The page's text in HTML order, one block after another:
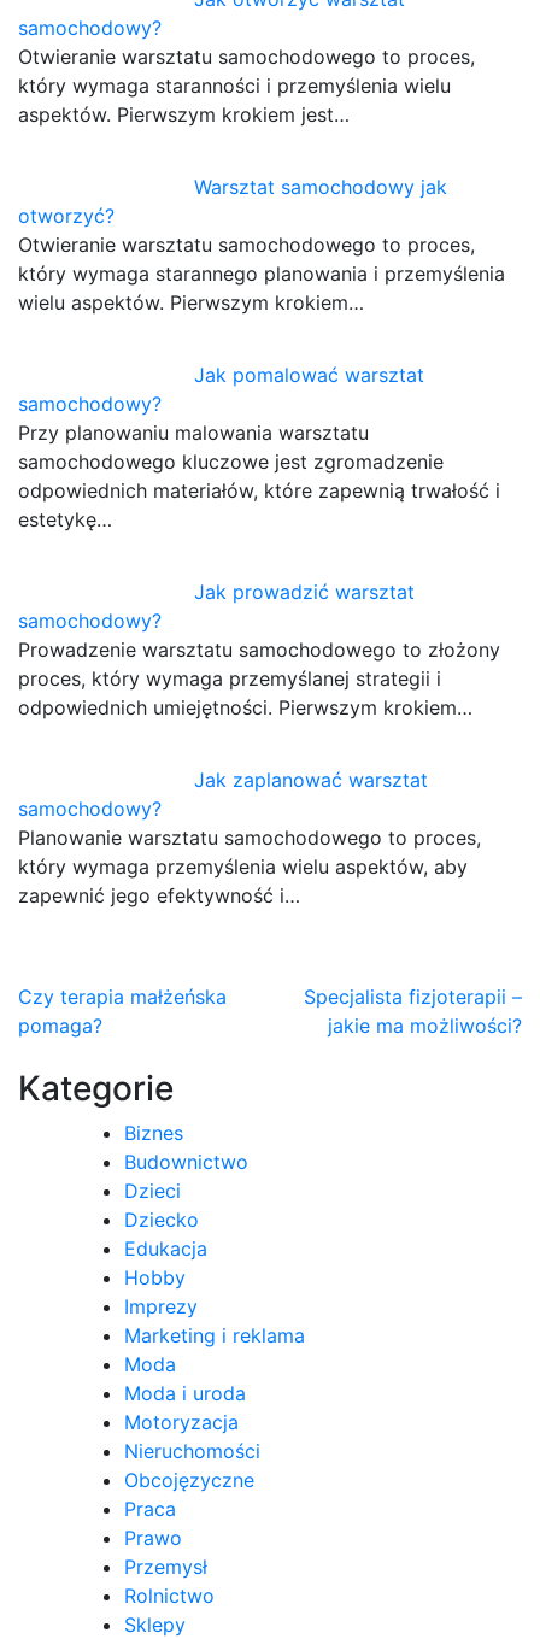
samochodowy?
Otwieranie warsztatu samochodowego to proces,
który wymaga staranności i przemyślenia wielu
aspektów. Pierwszym krokiem jest…
Warsztat samochodowy jak
otworzyć?
Otwieranie warsztatu samochodowego to proces,
który wymaga starannego planowania i przemyślenia
wielu aspektów. Pierwszym krokiem…
Jak pomalować warsztat
samochodowy?
Przy planowaniu malowania warsztatu
samochodowego kluczowe jest zgromadzenie
odpowiednich materiałów, które zapewnią trwałość i
estetykę…
Jak prowadzić warsztat
samochodowy?
Prowadzenie warsztatu samochodowego to złożony
proces, który wymaga przemyślanej strategii i
odpowiednich umiejętności. Pierwszym krokiem…
Jak zaplanować warsztat
samochodowy?
Planowanie warsztatu samochodowego to proces,
który wymaga przemyślenia wielu aspektów, aby
zapewnić jego efektywność i…
Nawigacja
wpisu
Czy terapia małżeńska
pomaga?
Specjalista fizjoterapii –
jakie ma możliwości?
Kategorie
Biznes
Budownictwo
Dzieci
Dziecko
Edukacja
Hobby
Imprezy
Marketing i reklama
Moda
Moda i uroda
Motoryzacja
Nieruchomości
Obcojęzyczne
Praca
Prawo
Przemysł
Rolnictwo
Sklepy